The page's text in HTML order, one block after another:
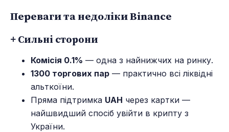
Переваги та недоліки Binance
+ Сильні сторони
Комісія 0.1% — одна з найнижчих на ринку.
1300 торгових пар — практично всі ліквідні
альткоїни.
Пряма підтримка UAH через картки —
найшвидший спосіб увійти в крипту з
України.